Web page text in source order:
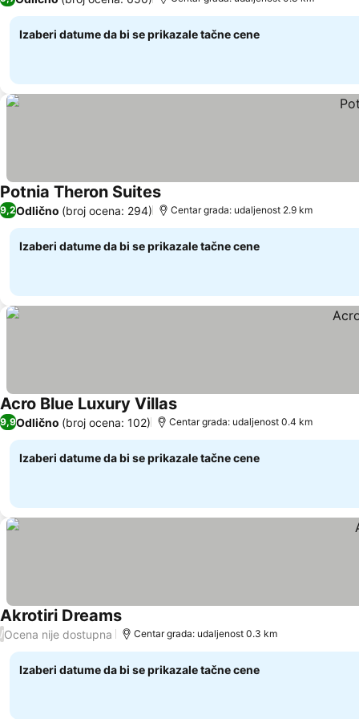
Izaberi datume da bi se prikazale tačne cene
Potnia Theron Suites
9,2Odlično (broj ocena: 294) Centar grada: udaljenost 2.9 km
Izaberi datume da bi se prikazale tačne cene
Acro Blue Luxury Villas
9,9Odlično (broj ocena: 102) Centar grada: udaljenost 0.4 km
Izaberi datume da bi se prikazale tačne cene
Akrotiri Dreams
/Ocena nije dostupna Centar grada: udaljenost 0.3 km
Izaberi datume da bi se prikazale tačne cene